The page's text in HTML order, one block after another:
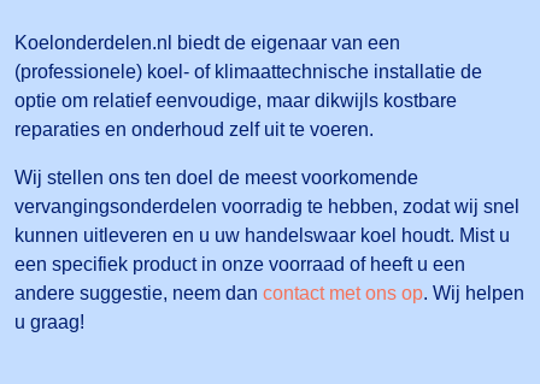
Koelonderdelen.nl biedt de eigenaar van een
(professionele) koel- of klimaattechnische installatie de
optie om relatief eenvoudige, maar dikwijls kostbare
reparaties en onderhoud zelf uit te voeren.
Wij stellen ons ten doel de meest voorkomende
vervangingsonderdelen voorradig te hebben, zodat wij snel
kunnen uitleveren en u uw handelswaar koel houdt. Mist u
een specifiek product in onze voorraad of heeft u een
andere suggestie, neem dan contact met ons op. Wij helpen
u graag!